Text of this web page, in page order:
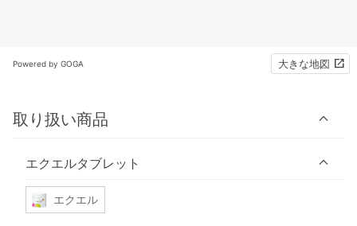
Powered by GOGA 大きな地図
取り扱い商品
エクエルタブレット
エクエル